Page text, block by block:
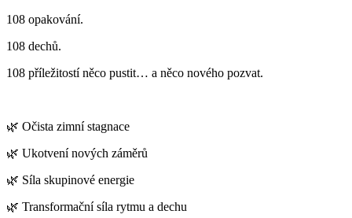
108 opakování.
108 dechů.
108 příležitostí něco pustit… a něco nového pozvat.
🌿 Očista zimní stagnace
🌿 Ukotvení nových záměrů
🌿 Síla skupinové energie
🌿 Transformační síla rytmu a dechu